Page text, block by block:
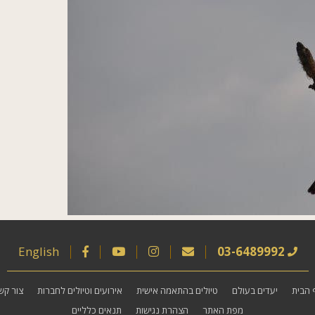
03-6489992
English
הבית יעדים בעולם טיולים בהתאמה אישית אירועים וטיולים לחברות
צור
מפת האתר
הצהרת נגישות תנאים כלליים